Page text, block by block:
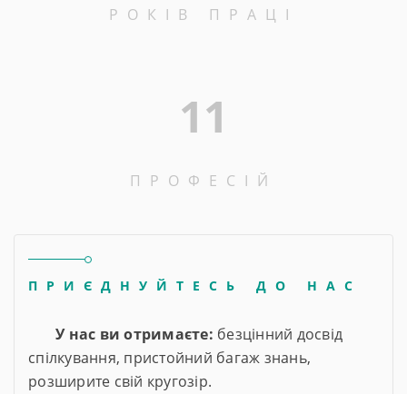
РОКІВ ПРАЦІ
11
ПРОФЕСІЙ
ПРИЄДНУЙТЕСЬ ДО НАС
У нас ви отримаєте: безцінний досвід
спілкування, пристойний багаж знань,
розширите свій кругозір.